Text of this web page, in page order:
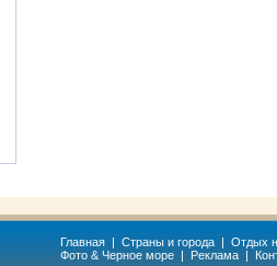
Главная | Страны и города | Отдых
Фото & Черное море | Реклама |